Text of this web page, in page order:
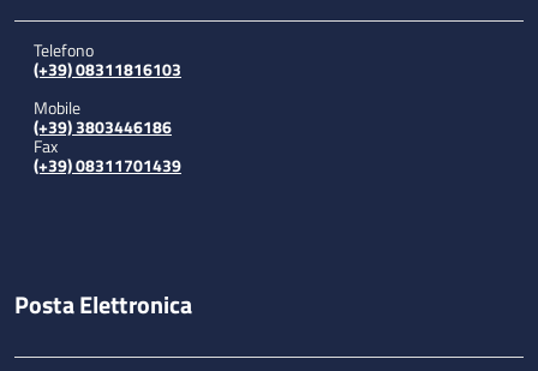
Telefono
(+39) 08311816103
Mobile
(+39) 3803446186
Fax
(+39) 08311701439
Posta Elettronica